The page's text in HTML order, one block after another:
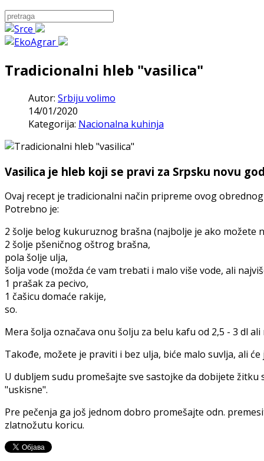
Tradicionalni hleb "vasilica"
Autor: Srbiju volimo
14/01/2020
Kategorija: Nacionalna kuhinja
Vasilica je hleb koji se pravi za Srpsku novu
Ovaj recept je tradicionalni način pripreme ovog
Potrebno je:
2 šolje belog kukuruznog brašna (najbolje je ako možete
2 šolje pšeničnog oštrog brašna,
pola šolje ulja,
šolja vode (možda će vam trebati i malo više vode, ali
1 prašak za pecivo,
1 čašicu domaće rakije,
so.
Mera šolja označava onu šolju za belu kafu od 2,5 - 3 dl
Takođe, možete je praviti i bez ulja, biće malo suvlja, ali
U dubljem sudu promešajte sve sastojke da dobijete
"uskisne".
Pre pečenja ga još jednom dobro promešajte odn.
zlatnožutu koricu.